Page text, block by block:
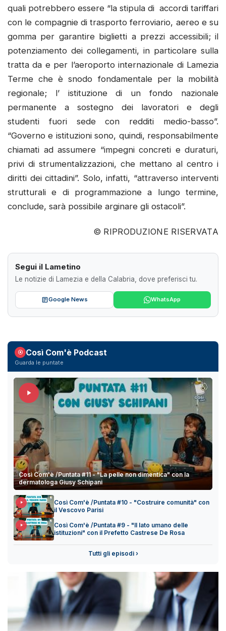
quali potrebbero essere “la stipula di accordi tariffari
con le compagnie di trasporto ferroviario, aereo e su
gomma per garantire biglietti a prezzi accessibili; il
potenziamento dei collegamenti, in particolare sulla
tratta da e per l’aeroporto internazionale di Lamezia
Terme che è snodo fondamentale per la mobilità
regionale; l’ istituzione di un fondo nazionale
permanente a sostegno dei lavoratori e degli
studenti fuori sede con redditi medio-basso”.
“Governo e istituzioni sono, quindi, responsabilmente
chiamati ad assumere “impegni concreti e duraturi,
privi di strumentalizzazioni, che mettano al centro i
diritti dei cittadini”. Solo, infatti, “attraverso interventi
strutturali e di programmazione a lungo termine,
conclude, sarà possibile arginare gli ostacoli”.
© RIPRODUZIONE RISERVATA
Segui il Lametino
Le notizie di Lamezia e della Calabria, dove preferisci tu.
Google News WhatsApp
Così Com'è Podcast
Guarda le puntate
Così Com'è /Puntata #11 - "La pelle non dimentica" con la
dermatologa Giusy Schipani
Così Com'è /Puntata #10 - "Costruire comunità" con
il Vescovo Parisi
Così Com'è /Puntata #9 - "Il lato umano delle
istituzioni" con il Prefetto Castrese De Rosa
Tutti gli episodi ›